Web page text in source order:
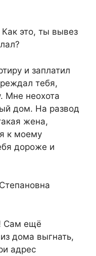
это, ты вывез
и заплатил
тебя,
Мне неохота
дом. На развод
жена,
к моему
дороже и
Сам ещё
дома выгнать,
адрес